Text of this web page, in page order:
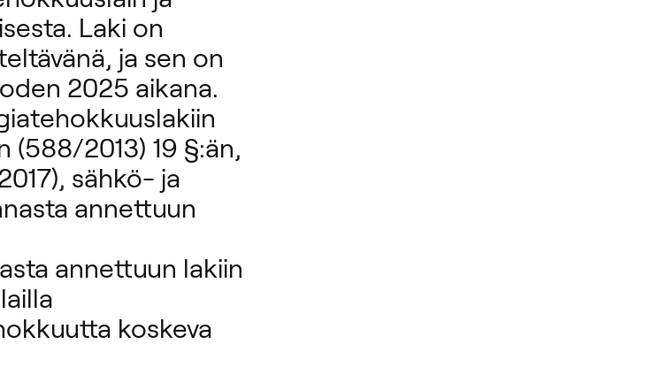
Laki on
ja sen on
2025 aikana.
(588/2013) 19 §:än,
sähkö- ja
annettuun
annettuun lakiin
koskeva